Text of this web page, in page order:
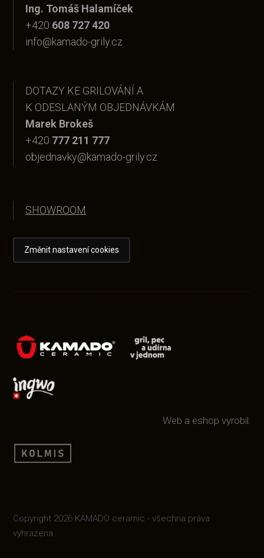
Ing. Tomáš Halamíček
+420 608 727 420
info@kamado-grily.cz
DOTAZY KE GRILOVÁNÍ A
K ODESLANÝM OBJEDNÁVKÁM
Marek Brokeš
+420 777 211 777
objednavky@kamado-grily.cz
SHOWROOM
Změnit nastavení cookies
Web a eshop vyrobil:
Copyright 2026 KAMADO ceramic - všechna práva
vyhrazena.